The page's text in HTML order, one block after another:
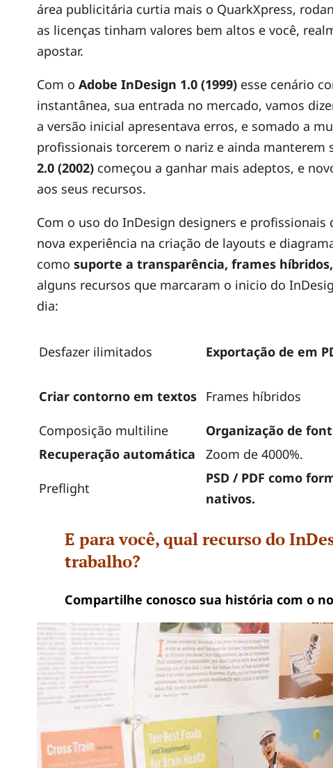
área publicitária curtia mais o QuarkXpress,
as licenças tinham valores bem altos e você,
apostar.
Com o Adobe InDesign 1.0 (1999)esse cenário
instantânea, sua entrada no mercado, vamos
a versão inicial apresentava erros, e somado a
profissionais torcerem o nariz e ainda manterem
2.0 (2002)começou a ganhar mais adeptos, e
aos seus recursos.
Com o uso do InDesign designers e
nova experiência na criação de layouts e
como suporte a transparência, frames
alguns recursos que marcaram o inicio do
dia:
Desfazer ilimitados Exportação de em
Criar contorno em textos Frames híbridos
Composição multiline
Organização de
Recuperação automática
Zoom de 4000%.
Preflight
PSD / PDF como
nativos.
E para você, qual recurso do
trabalho?
Compartilhe conosco sua história com o